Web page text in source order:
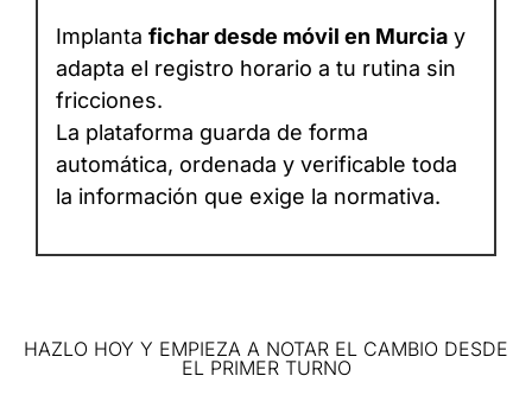
Implanta fichar desde móvil en Murcia y
adapta el registro horario a tu rutina sin
fricciones.
La plataforma guarda de forma
automática, ordenada y verificable toda
la información que exige la normativa.
HAZLO HOY Y EMPIEZA A NOTAR EL CAMBIO DESDE
EL PRIMER TURNO